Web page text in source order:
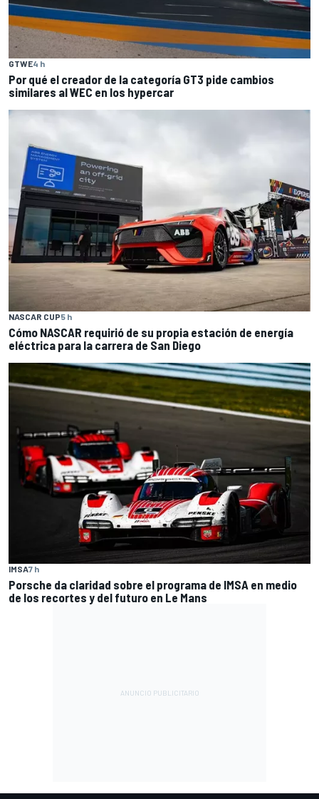
GTWE4 h
Por qué el creador de la categoría GT3 pide cambios
similares al WEC en los hypercar
NASCAR CUP5 h
Cómo NASCAR requirió de su propia estación de energía
eléctrica para la carrera de San Diego
IMSA7 h
Porsche da claridad sobre el programa de IMSA en medio
de los recortes y del futuro en Le Mans